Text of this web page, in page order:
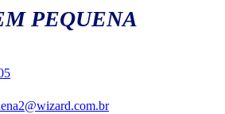
PEQUENA